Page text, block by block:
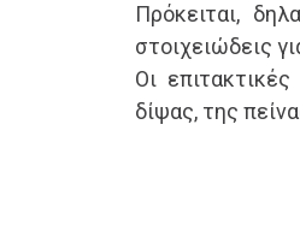
Πρόκειται,
στοιχειώδεις
Οι
δίψας, της